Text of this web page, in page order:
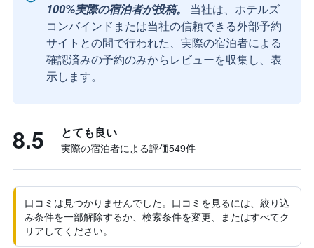
100%実際の宿泊者が投稿。
当社は、ホテルズ
コンバインドまたは当社の信頼できる外部予約
サイトとの間で行われた、実際の宿泊者による
確認済みの予約のみからレビューを収集し、表
示します。
8.5 とても良い
実際の宿泊者による評価549​件
口コミは見つかりませんでした。口コミを見るには、絞り込
み条件を一部解除するか、検索条件を変更、またはすべてク
リアしてください。